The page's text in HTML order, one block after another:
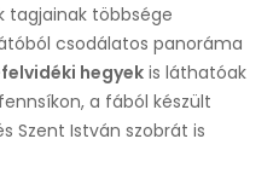
tagjainak többsége
csodálatos panoráma
hegyek is láthatóak
a fából készült
Szent István szobrát is